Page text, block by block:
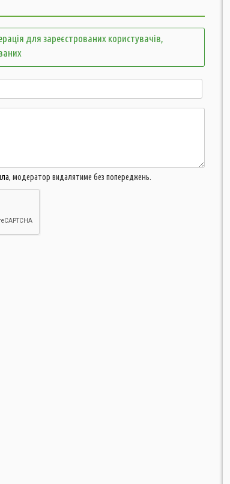
для зареєстрованих користувачів,
, модератор видалятиме без попереджень.